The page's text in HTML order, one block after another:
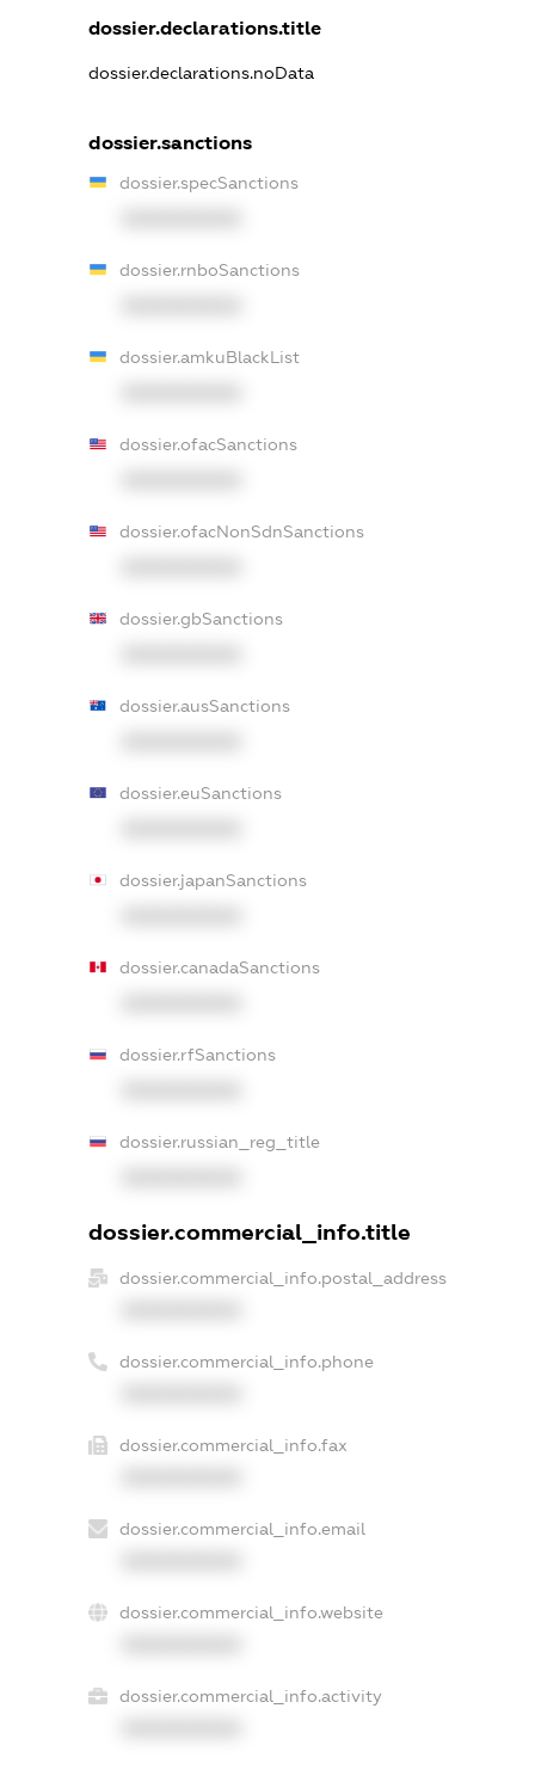
dossier.declarations.title
dossier.declarations.noData
dossier.sanctions
dossier.specSanctions
dossier.rnboSanctions
dossier.amkuBlackList
dossier.ofacSanctions
dossier.ofacNonSdnSanctions
dossier.gbSanctions
dossier.ausSanctions
dossier.euSanctions
dossier.japanSanctions
dossier.canadaSanctions
dossier.rfSanctions
dossier.russian_reg_title
dossier.commercial_info.title
dossier.commercial_info.postal_address
dossier.commercial_info.phone
dossier.commercial_info.fax
dossier.commercial_info.email
dossier.commercial_info.website
dossier.commercial_info.activity